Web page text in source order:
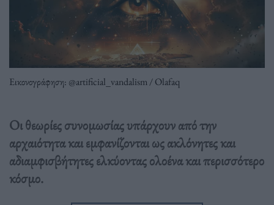
Εικονογράφηση: @artificial_vandalism / Olafaq
Οι θεωρίες συνομωσίας υπάρχουν από την
αρχαιότητα και εμφανίζονται ως ακλόνητες και
αδιαμφισβήτητες ελκύοντας ολοένα και περισσότερο
κόσμο.